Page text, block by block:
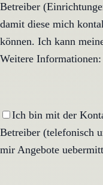
Betreiber
damit diese mich
können. Ich kann
Weitere Informationen:
Ich bin mit der
Betreiber (telefonisch
mir Angebote